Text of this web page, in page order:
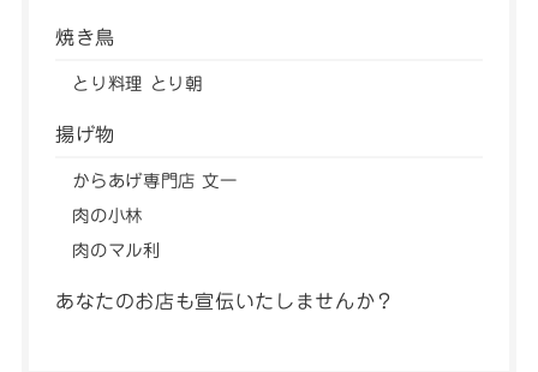
焼き鳥
とり料理 とり朝
揚げ物
からあげ専門店 文一
肉の小林
肉のマル利
あなたのお店も宣伝いたしませんか？